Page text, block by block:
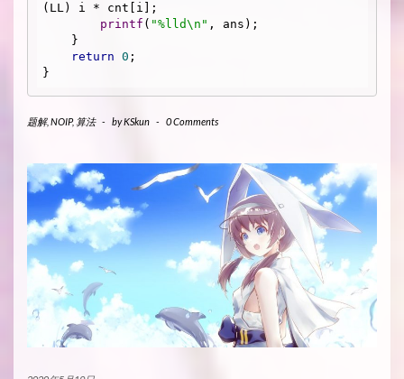
(LL) i * cnt[i];
printf ( "%lld\n" , ans);
return 0 ;
}
题解, NOIP, 算法 - byKSkun - 0 Comments